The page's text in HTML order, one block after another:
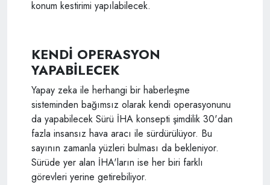
konum kestirimi yapılabilecek.
KENDİ OPERASYON
YAPABİLECEK
Yapay zeka ile herhangi bir haberleşme
sisteminden bağımsız olarak kendi operasyonunu
da yapabilecek Sürü İHA konsepti şimdilik 30'dan
fazla insansız hava aracı ile sürdürülüyor. Bu
sayının zamanla yüzleri bulması da bekleniyor.
Sürüde yer alan İHA'ların ise her biri farklı
görevleri yerine getirebiliyor.